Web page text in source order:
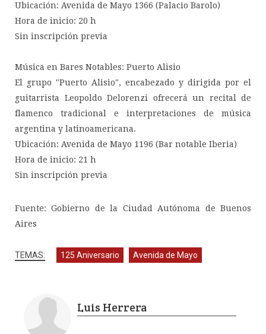
Ubicación: Avenida de Mayo 1366 (Palacio Barolo)
Hora de inicio: 20 h
Sin inscripción previa
Música en Bares Notables: Puerto Alisio
El grupo "Puerto Alisio", encabezado y dirigida por el
guitarrista Leopoldo Delorenzi ofrecerá un recital de
flamenco tradicional e interpretaciones de música
argentina y latinoamericana.
Ubicación: Avenida de Mayo 1196 (Bar notable Iberia)
Hora de inicio: 21 h
Sin inscripción previa
Fuente: Gobierno de la Ciudad Autónoma de Buenos
Aires
125 Aniversario Avenida de Mayo
Luis Herrera